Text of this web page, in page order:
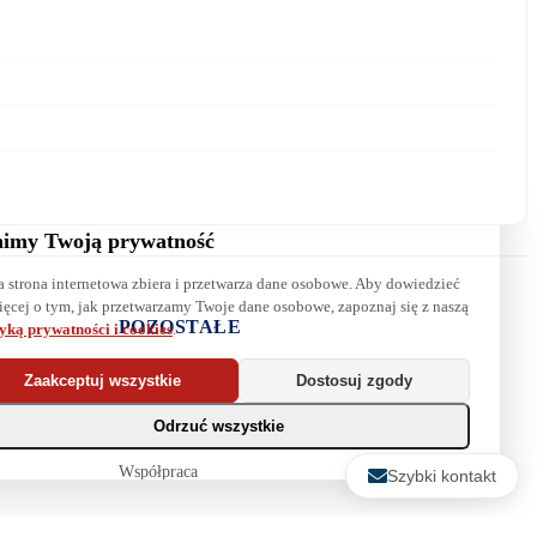
POZOSTAŁE
Najpopularniejsze książki
Blog
Współpraca
Twoją prywatność
strona internetowa zbiera i przetwarza dane osobowe. Aby dowiedzieć
o tym, jak przetwarzamy Twoje dane osobowe, zapoznaj się z naszą
prywatności i cookies.
Dostosuj zgody
Zaakceptuj wszystkie
Odrzuć wszystkie
Szybki kontakt
Wyrażam zgodę na przetwarzanie danych. Zapoznaj się z naszą
polityką prywatności.